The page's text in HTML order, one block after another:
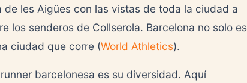
de les Aigües con las vistas de toda la ciudad a
los senderos de Collserola. Barcelona no solo es
ciudad que corre (World Athletics).
barcelonesa es su diversidad. Aquí